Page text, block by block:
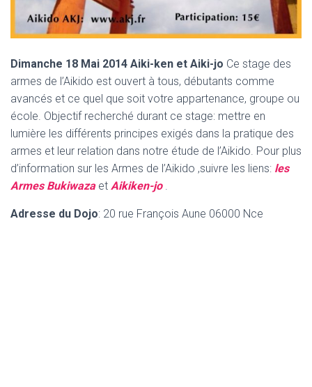
Dimanche 18 Mai 2014 Aiki-ken et Aiki-jo Ce stage des
armes de l’Aikido est ouvert à tous, débutants comme
avancés et ce quel que soit votre appartenance, groupe ou
école. Objectif recherché durant ce stage: mettre en
lumière les différents principes exigés dans la pratique des
armes et leur relation dans notre étude de l’Aikido. Pour plus
d’information sur les Armes de l’Aikido ,suivre les liens: les
Armes Bukiwazaet Aikiken-jo.
Adresse du Dojo: 20 rue François Aune 06000 Nce